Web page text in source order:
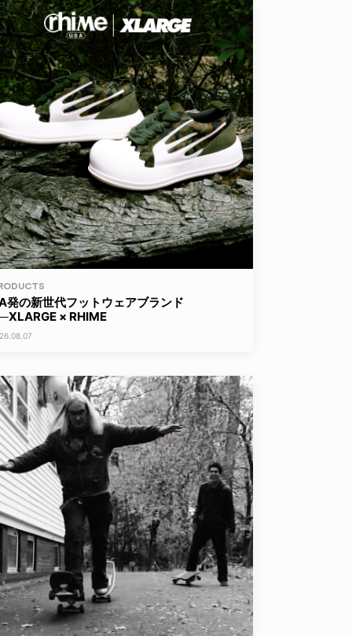
発の新世代フットウェアブランド
× RHIME